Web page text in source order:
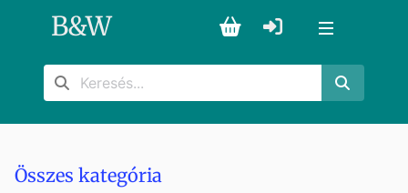
B&W
Összes kategória